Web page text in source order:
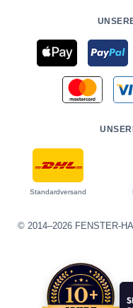
Standardversand
© 2014–2026 FENSTER-